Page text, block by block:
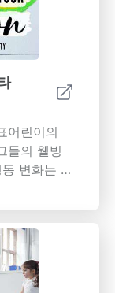
어린이의
들의 웰빙
변화는 종
가 됩니다.
러한 변화
어린이
변화 인식
러운 신경
다. 사회적